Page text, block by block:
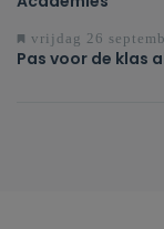
vrijdag 26
Pas voor de klas